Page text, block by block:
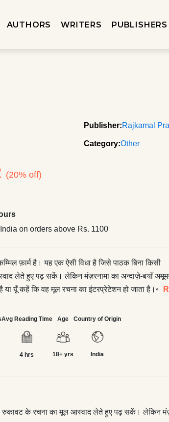
AUTHORS WRITERS PUBLISHERS
Publisher:Rajkamal
Category:Other
(20% off)
on orders above Rs. 1100
फ़ार्म है। यह एक ऐसी विधा है जिसे पाठक बिना किसी
लेते हुए पढ़ सकें। लेकिन मंज़रनामा का अन्दाज़े-बयाँ
या यूँ कहें कि वह मूल रचना का इंटरप्रेटेशन हो जाता है।</
में दिलचस्पी रखनेवाले लोग यह देख-जान सकें कि किसी कृति
दी जाती है। टी.वी. की आमद से मंज़रनामों की ज़रूरत में
ज़िन्दगी की किताब है जिसे बाबला स्कूल से बाहर शहर में,
अपने जीजा और दीदी के रिश्ते की धूप-छाँव में और फिर घर से
में भी और साहित्य में भी।
Avg Reading Time
4 hrs
Age
18+ yrs
Country of Origin
India
रुकावट के रचना का मूल आस्वाद लेते हुए पढ़ सकें। लेकिन